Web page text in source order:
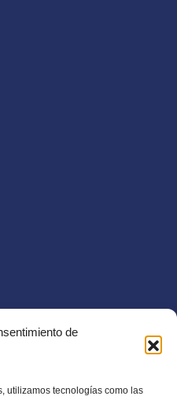
de
utilizamos tecnologías como las